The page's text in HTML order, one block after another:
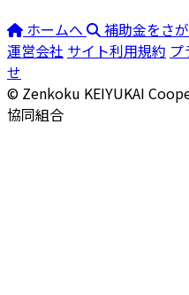
ホームへ
補助金をさ
運営会社 サイト利用規約 プ
せ
© Zenkoku KEIYUKAI
協同組合